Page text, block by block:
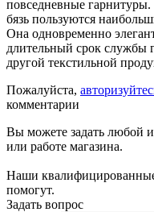
повседневные гарнитуры.
бязь пользуются
Она одновременно
длительный срок службы
другой текстильной
Пожалуйста,
комментарии
Вы можете задать любой
или работе магазина.
Наши
помогут.
Задать вопрос